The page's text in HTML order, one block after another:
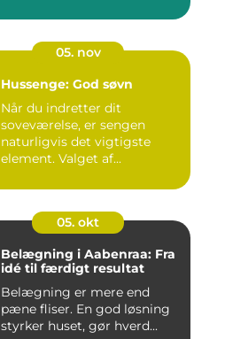
05. nov
Hussenge: God søvn
Når du indretter dit
soveværelse, er sengen
naturligvis det vigtigste
element. Valget af...
05. okt
Belægning i Aabenraa: Fra
idé til færdigt resultat
Belægning er mere end
pæne fliser. En god løsning
styrker huset, gør hverd...